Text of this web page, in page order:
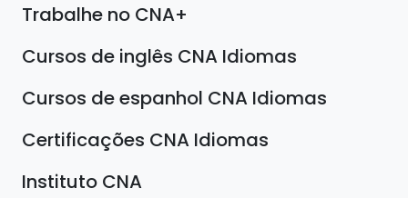
Trabalhe no CNA+
Cursos de inglês CNA Idiomas
Cursos de espanhol CNA Idiomas
Certificações CNA Idiomas
Instituto CNA